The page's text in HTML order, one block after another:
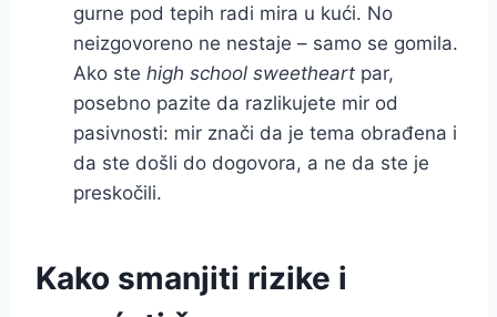
gurne pod tepih radi mira u kući. No
neizgovoreno ne nestaje – samo se gomila.
Ako ste high school sweetheart par,
posebno pazite da razlikujete mir od
pasivnosti: mir znači da je tema obrađena i
da ste došli do dogovora, a ne da ste je
preskočili.
Kako smanjiti rizike i